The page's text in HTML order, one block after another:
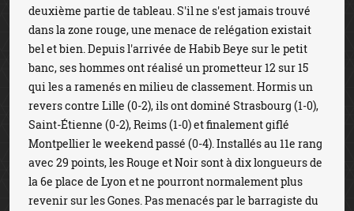
deuxième partie de tableau. S'il ne s'est jamais trouvé
dans la zone rouge, une menace de relégation existait
bel et bien. Depuis l'arrivée de Habib Beye sur le petit
banc, ses hommes ont réalisé un prometteur 12 sur 15
qui les a ramenés en milieu de classement. Hormis un
revers contre Lille (0-2), ils ont dominé Strasbourg (1-0),
Saint-Étienne (0-2), Reims (1-0) et finalement giflé
Montpellier le weekend passé (0-4). Installés au 11e rang
avec 29 points, les Rouge et Noir sont à dix longueurs de
la 6e place de Lyon et ne pourront normalement plus
revenir sur les Gones. Pas menacés par le barragiste du